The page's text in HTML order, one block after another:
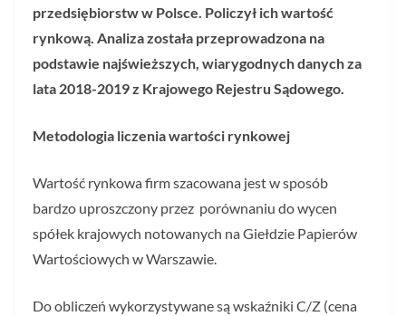
przedsiębiorstw w Polsce. Policzył ich wartość
rynkową. Analiza została przeprowadzona na
podstawie najświeższych, wiarygodnych danych za
lata 2018-2019 z Krajowego Rejestru Sądowego.
Metodologia liczenia wartości rynkowej
Wartość rynkowa firm szacowana jest w sposób
bardzo uproszczony przez porównaniu do wycen
spółek krajowych notowanych na Giełdzie Papierów
Wartościowych w Warszawie.
Do obliczeń wykorzystywane są wskaźniki C/Z (cena